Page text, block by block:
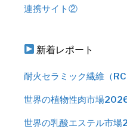
連携サイト②
新着レポート
耐火セラミック繊維（
世界の植物性肉市場
世界の乳酸エステル市